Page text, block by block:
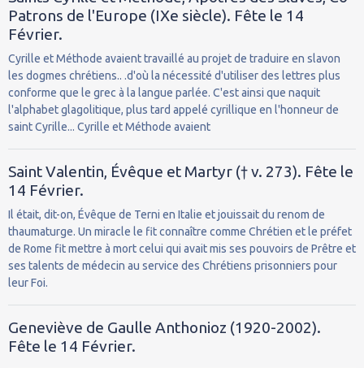
Patrons de l'Europe (IXe siècle). Fête le 14
Février.
Cyrille et Méthode avaient travaillé au projet de traduire en slavon
les dogmes chrétiens.. .d'où la nécessité d'utiliser des lettres plus
conforme que le grec à la langue parlée. C'est ainsi que naquit
l'alphabet glagolitique, plus tard appelé cyrillique en l'honneur de
saint Cyrille... Cyrille et Méthode avaient
Saint Valentin, Évêque et Martyr († v. 273). Fête le
14 Février.
Il était, dit-on, Évêque de Terni en Italie et jouissait du renom de
thaumaturge. Un miracle le fit connaître comme Chrétien et le préfet
de Rome fit mettre à mort celui qui avait mis ses pouvoirs de Prêtre et
ses talents de médecin au service des Chrétiens prisonniers pour
leur Foi.
Geneviève de Gaulle Anthonioz (1920-2002).
Fête le 14 Février.